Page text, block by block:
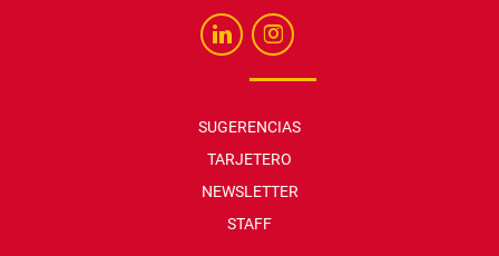
SUGERENCIAS
TARJETERO
NEWSLETTER
STAFF